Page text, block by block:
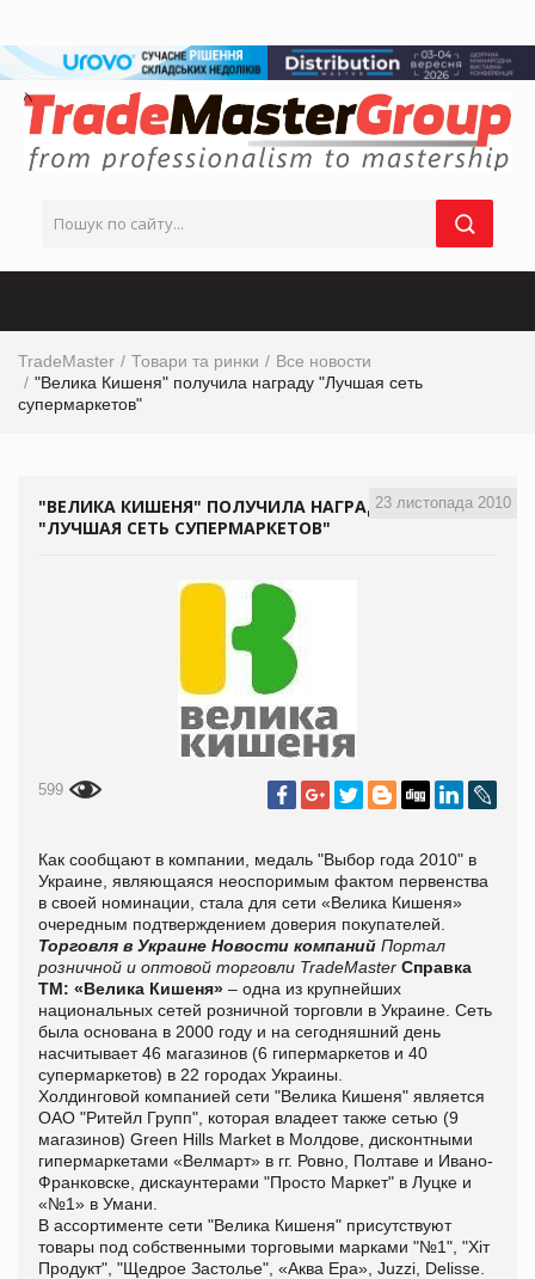
TradeMaster Товари та ринки
Все новости
"Велика Кишеня" получила награду "Лучшая сеть
супермаркетов"
23 листопада 2010
"ВЕЛИКА КИШЕНЯ" ПОЛУЧИЛА НАГРАДУ
"ЛУЧШАЯ СЕТЬ СУПЕРМАРКЕТОВ"
599
Как сообщают в компании, медаль "Выбор года 2010" в
Украине, являющаяся неоспоримым фактом первенства
в своей номинации, стала для сети «Велика Кишеня»
очередным подтверждением доверия покупателей.
Торговля в Украине Новости компаний Портал
розничной и оптовой торговли TradeMaster Справка
ТМ: «Велика Кишеня» – одна из крупнейших
национальных сетей розничной торговли в Украине. Сеть
была основана в 2000 году и на сегодняшний день
насчитывает 46 магазинов (6 гипермаркетов и 40
супермаркетов) в 22 городах Украины.
Холдинговой компанией сети "Велика Кишеня" является
ОАО "Ритейл Групп", которая владеет также сетью (9
магазинов) Green Hills Market в Молдове, дисконтными
гипермаркетами «Велмарт» в гг. Ровно, Полтаве и Ивано-
Франковске, дискаунтерами "Просто Маркет" в Луцке и
«№1» в Умани.
В ассортименте сети "Велика Кишеня" присутствуют
товары под собственными торговыми марками "№1", "Хіт
Продукт", "Щедрое Застолье", «Аква Ера», Juzzi Delisse